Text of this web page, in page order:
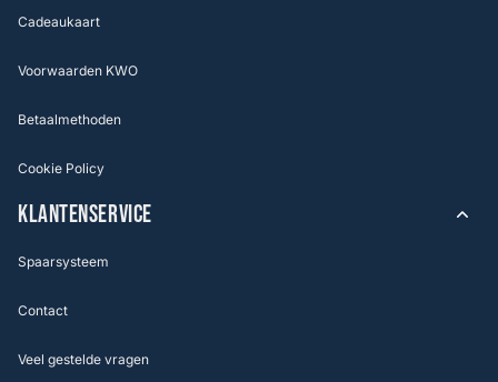
Cadeaukaart
Voorwaarden KWO
Betaalmethoden
Cookie Policy
KLANTENSERVICE
Spaarsysteem
Contact
Veel gestelde vragen